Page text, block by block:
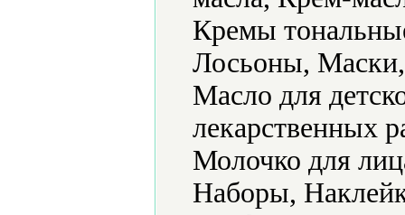
Кремы
Лосьоны,
Масло для
лекарственных
Молочко для
Наборы,